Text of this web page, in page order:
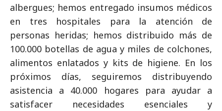
albergues; hemos entregado insumos médicos
en tres hospitales para la atención de
personas heridas; hemos distribuido más de
100.000 botellas de agua y miles de colchones,
alimentos enlatados y kits de higiene. En los
próximos días, seguiremos distribuyendo
asistencia a 40.000 hogares para ayudar a
satisfacer necesidades esenciales y